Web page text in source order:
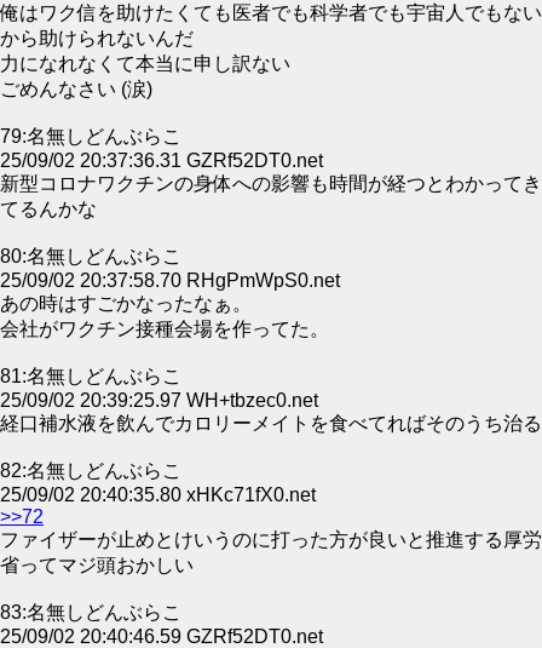
俺はワク信を助けたくても医者でも科学者でも宇宙人でもない
から助けられないんだ
力になれなくて本当に申し訳ない
ごめんなさい (涙)
79:名無しどんぶらこ
25/09/02 20:37:36.31 GZRf52DT0.net
新型コロナワクチンの身体への影響も時間が経つとわかってき
てるんかな
80:名無しどんぶらこ
25/09/02 20:37:58.70 RHgPmWpS0.net
あの時はすごかなったなぁ。
会社がワクチン接種会場を作ってた。
81:名無しどんぶらこ
25/09/02 20:39:25.97 WH+tbzec0.net
経口補水液を飲んでカロリーメイトを食べてればそのうち治る
82:名無しどんぶらこ
25/09/02 20:40:35.80 xHKc71fX0.net
>>72
ファイザーが止めとけいうのに打った方が良いと推進する厚労
省ってマジ頭おかしい
83:名無しどんぶらこ
25/09/02 20:40:46.59 GZRf52DT0.net